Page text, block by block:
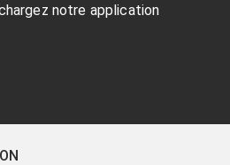
notre application